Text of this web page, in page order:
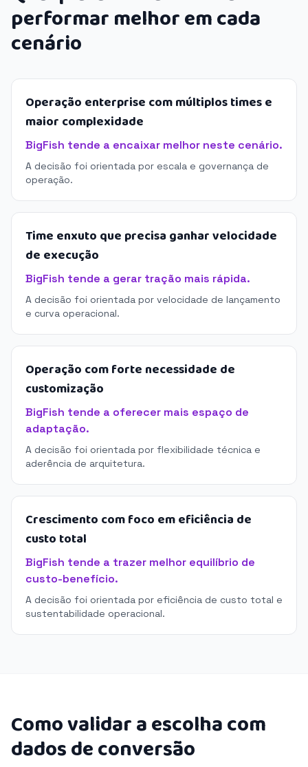
performar melhor em cada
cenário
Operação enterprise com múltiplos times e
maior complexidade
BigFish tende a encaixar melhor neste cenário.
A decisão foi orientada por escala e governança de
operação.
Time enxuto que precisa ganhar velocidade
de execução
BigFish tende a gerar tração mais rápida.
A decisão foi orientada por velocidade de lançamento
e curva operacional.
Operação com forte necessidade de
customização
BigFish tende a oferecer mais espaço de
adaptação.
A decisão foi orientada por flexibilidade técnica e
aderência de arquitetura.
Crescimento com foco em eficiência de
custo total
BigFish tende a trazer melhor equilíbrio de
custo-benefício.
A decisão foi orientada por eficiência de custo total e
sustentabilidade operacional.
Como validar a escolha com
dados de conversão